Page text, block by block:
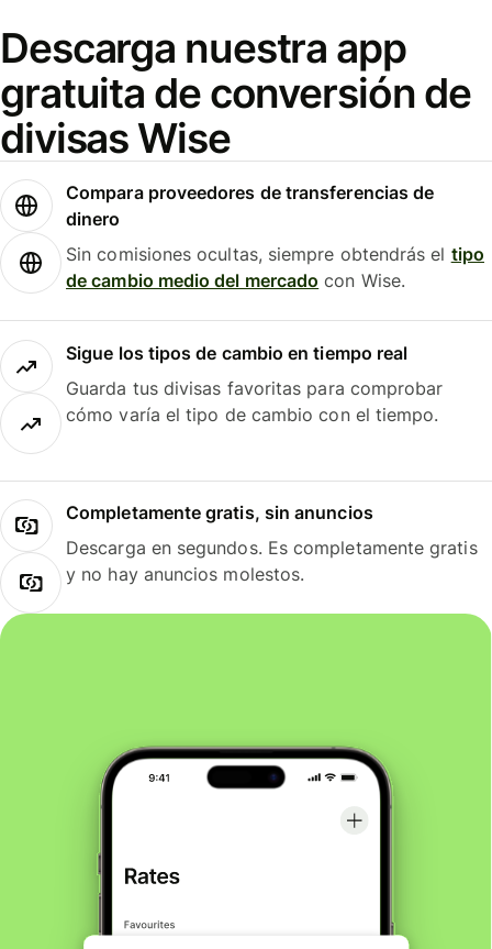
Descarga nuestra app
gratuita de conversión de
divisas Wise
Compara proveedores de transferencias de
dinero
Sin comisiones ocultas, siempre obtendrás el tipo
de cambio medio del mercado con Wise.
Sigue los tipos de cambio en tiempo real
Guarda tus divisas favoritas para comprobar
cómo varía el tipo de cambio con el tiempo.
Completamente gratis, sin anuncios
Descarga en segundos. Es completamente gratis
y no hay anuncios molestos.